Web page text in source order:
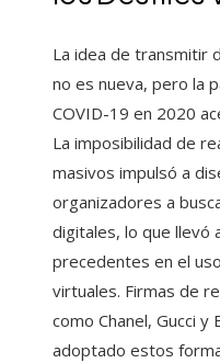
La idea de transmitir
no es nueva, pero la
COVID-19 en 2020
La imposibilidad de
masivos impulsó a
organizadores a
digitales, lo que llevó
precedentes en el
virtuales. Firmas de
como Chanel, Gucci y
adoptado estos